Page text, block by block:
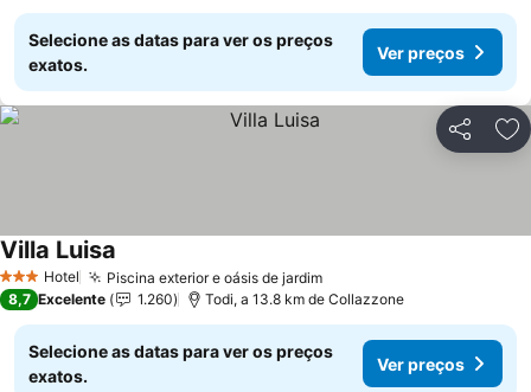
Selecione as datas para ver os preços
exatos.
Ver preços
Partilhar
3 EstrelasHotel Piscina exterior e oásis de jardim
Villa Luisa
8,7 Excelente 1.260 Todi, a 13.8 km de Collazzone
Selecione as datas para ver os preços
exatos.
Ver preços